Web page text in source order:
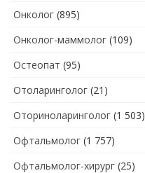
Онколог (895)
Онколог-маммолог (109)
Остеопат (95)
Отоларинголог (21)
Оториноларинголог (1 503)
Офтальмолог (1 757)
Офтальмолог-хирург (25)